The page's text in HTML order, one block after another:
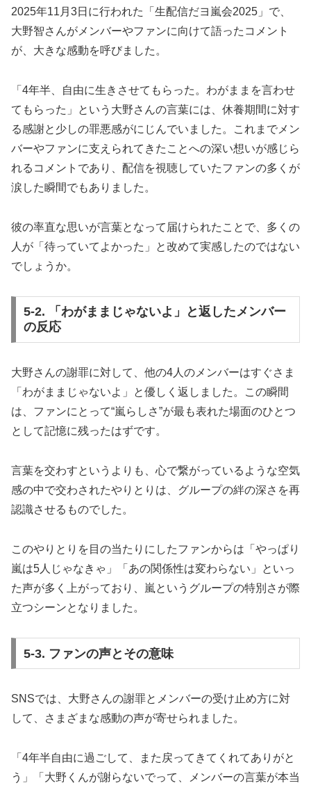
2025年11月3日に行われた「生配信だヨ嵐会2025」で、
大野智さんがメンバーやファンに向けて語ったコメント
が、大きな感動を呼びました。
「4年半、自由に生きさせてもらった。わがままを言わせ
てもらった」という大野さんの言葉には、休養期間に対す
る感謝と少しの罪悪感がにじんでいました。これまでメン
バーやファンに支えられてきたことへの深い想いが感じら
れるコメントであり、配信を視聴していたファンの多くが
涙した瞬間でもありました。
彼の率直な思いが言葉となって届けられたことで、多くの
人が「待っていてよかった」と改めて実感したのではない
でしょうか。
5-2. 「わがままじゃないよ」と返したメンバー
の反応
大野さんの謝罪に対して、他の4人のメンバーはすぐさま
「わがままじゃないよ」と優しく返しました。この瞬間
は、ファンにとって“嵐らしさ”が最も表れた場面のひとつ
として記憶に残ったはずです。
言葉を交わすというよりも、心で繋がっているような空気
感の中で交わされたやりとりは、グループの絆の深さを再
認識させるものでした。
このやりとりを目の当たりにしたファンからは「やっぱり
嵐は5人じゃなきゃ」「あの関係性は変わらない」といっ
た声が多く上がっており、嵐というグループの特別さが際
立つシーンとなりました。
5-3. ファンの声とその意味
SNSでは、大野さんの謝罪とメンバーの受け止め方に対
して、さまざまな感動の声が寄せられました。
「4年半自由に過ごして、また戻ってきてくれてありがと
う」「大野くんが謝らないでって、メンバーの言葉が本当